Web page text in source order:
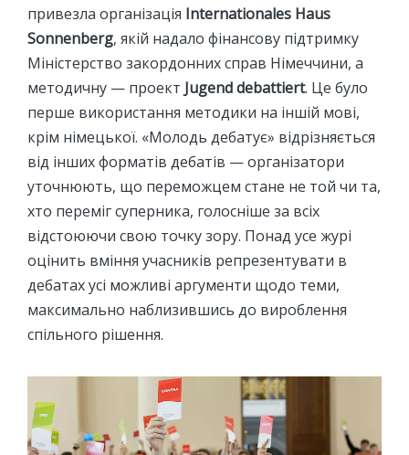
привезла організація Internationales Haus
Sonnenberg, якій надало фінансову підтримку
Міністерство закордонних справ Німеччини, а
методичну — проект Jugend debattiert. Це було
перше використання методики на іншій мові,
крім німецької. «Молодь дебатує» відрізняється
від інших форматів дебатів — організатори
уточнюють, що переможцем стане не той чи та,
хто переміг суперника, голосніше за всіх
відстоюючи свою точку зору. Понад усе журі
оцінить вміння учасників репрезентувати в
дебатах усі можливі аргументи щодо теми,
максимально наблизившись до вироблення
спільного рішення.